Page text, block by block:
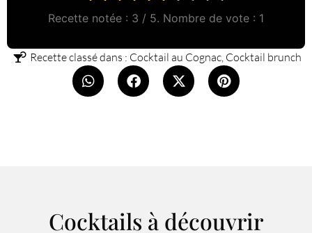
Recette notée : 3 / 5. Nombre de vote : 1
Recette classé dans : Cocktail au Cognac, Cocktail brunch
Cocktails à découvrir